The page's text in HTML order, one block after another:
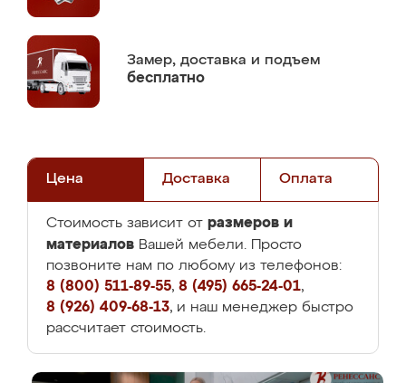
Замер, доставка и подъем
бесплатно
Цена Доставка Оплата
Стоимость зависит от размеров и
материалов Вашей мебели. Просто
позвоните нам по любому из телефонов:
8 (800) 511-89-55, 8 (495) 665-24-01,
8 (926) 409-68-13, и наш менеджер быстро
рассчитает стоимость.